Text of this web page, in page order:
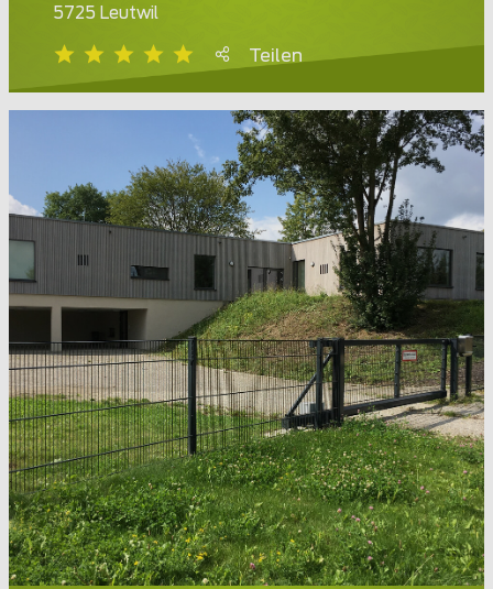
5725 Leutwil
Teilen